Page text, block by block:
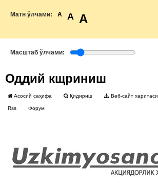
Матн ўлчами: A A A
Масштаб ўлчами:
Оддий кщриниш
Асосий саҳифа Қидириш Веб-сайт харитаси
Rss Форум